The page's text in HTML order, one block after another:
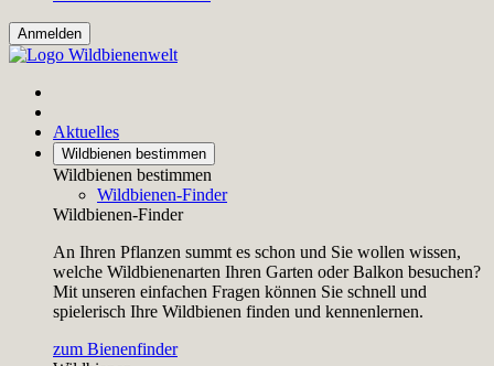
Aktuelles
Wildbienen bestimmen
Wildbienen bestimmen
Wildbienen-Finder
Wildbienen-Finder
An Ihren Pflanzen summt es schon und Sie wollen wissen,
welche Wildbienenarten Ihren Garten oder Balkon besuchen?
Mit unseren einfachen Fragen können Sie schnell und
spielerisch Ihre Wildbienen finden und kennenlernen.
zum Bienenfinder